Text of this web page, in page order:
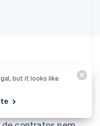
but it looks like